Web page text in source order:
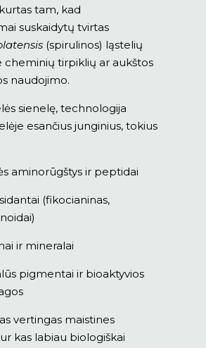
tam, kad
suskaidytų tvirtas
(spirulinos) ląstelių
cheminių tirpiklių ar aukštos
naudojimo.
sienelę, technologija
esančius junginius, tokius
aminorūgštys ir peptidai
(fikocianinas,
ir mineralai
pigmentai ir bioaktyvios
vertingas maistines
kas labiau biologiškai